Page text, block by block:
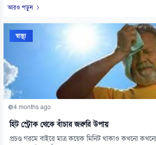
আরও পড়ুন
স্বাস্থ্য
4 months ago
হিট স্ট্রোক থেকে বাঁচার জরুরি উপায়
প্রচণ্ড গরমে বাইরে মাত্র কয়েক মিনিট থাকাও কখনো